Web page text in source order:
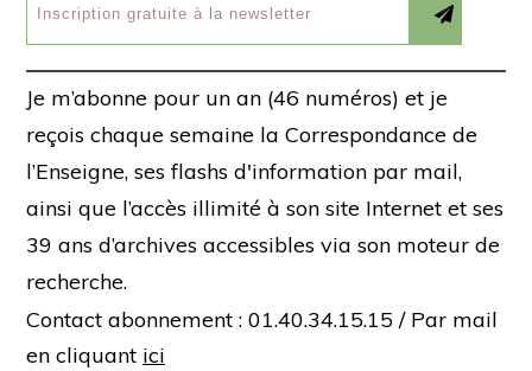
Je m’abonne pour un an (46 numéros) et je
reçois chaque semaine la Correspondance de
l’Enseigne, ses flashs d'information par mail,
ainsi que l’accès illimité à son site Internet et ses
39 ans d’archives accessibles via son moteur de
recherche.
Contact abonnement : 01.40.34.15.15 / Par mail
en cliquant ici